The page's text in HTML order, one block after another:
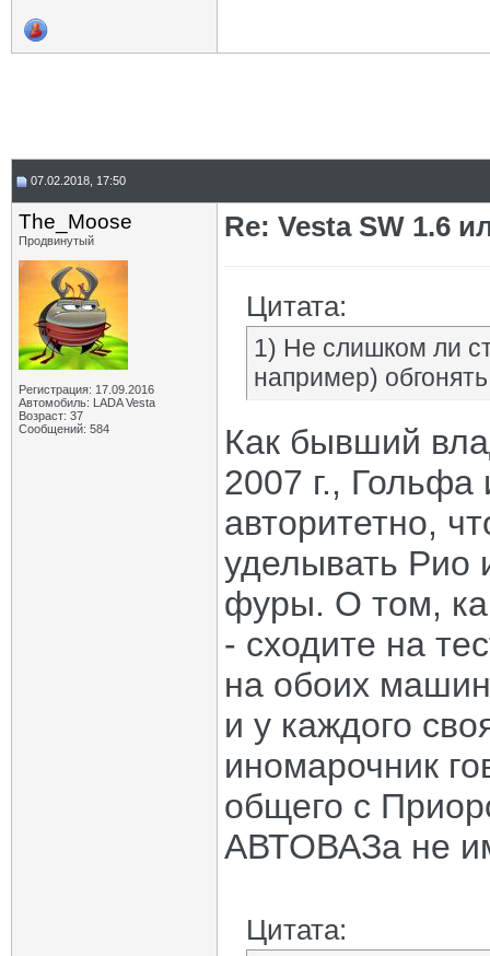
07.02.2018, 17:50
The_Moose
Продвинутый
Регистрация: 17.09.2016
Автомобиль: LADA Vesta
Возраст: 37
Сообщений: 584
Re: Vesta SW 1.6
Цитата:
1) Не слишком ли
например)
Как бывший
2007 г., Гольфа
авторитетно,
уделывать Рио
фуры. О том,
- сходите на
на обоих
и у каждого
иномарочник
общего с
АВТОВАЗа не
Цитата: